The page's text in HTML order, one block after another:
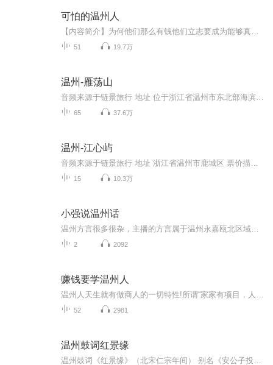
可怕的温州人
51 19.7万
温州-雁荡山
65 37.6万
温州-江心屿
15 10.3万
小强说温州话
2 2092
赚钱要学温州人
52 2981
温州鼓词红景缘